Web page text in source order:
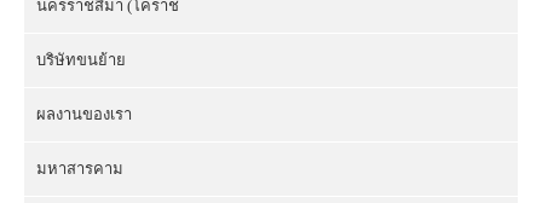
นครราชสีมา (โคราช
บริษัทขนย้าย
ผลงานของเรา
มหาสารคาม